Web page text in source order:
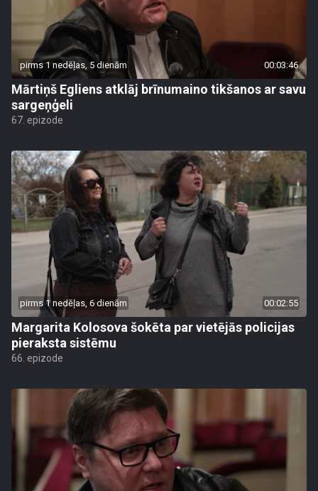
pirms 1 nedēļas, 5 dienām 00:03:46
Mārtiņš Egliens atklāj brīnumaino tikšanos ar savu
sargeņģeli
67. epizode
pirms 1 nedēļas, 6 dienām 00:02:55
Margarita Kolosova šokēta par vietējās policijas
pieraksta sistēmu
66. epizode